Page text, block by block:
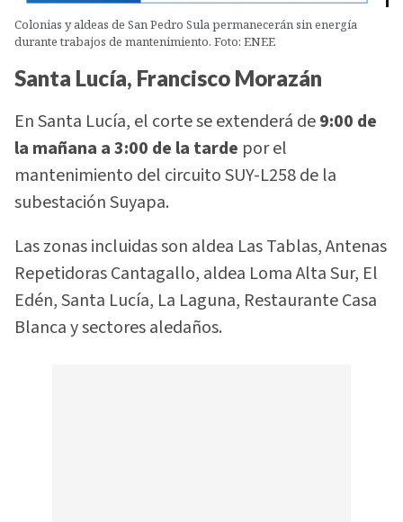
Colonias y aldeas de San Pedro Sula permanecerán sin energía
durante trabajos de mantenimiento. Foto: ENEE
Santa Lucía, Francisco Morazán
En Santa Lucía, el corte se extenderá de9:00 de
la mañana a 3:00 de la tarde por el
mantenimiento del circuito SUY-L258 de la
subestación Suyapa.
Las zonas incluidas son aldea Las Tablas, Antenas
Repetidoras Cantagallo, aldea Loma Alta Sur, El
Edén, Santa Lucía, La Laguna, Restaurante Casa
Blanca y sectores aledaños.